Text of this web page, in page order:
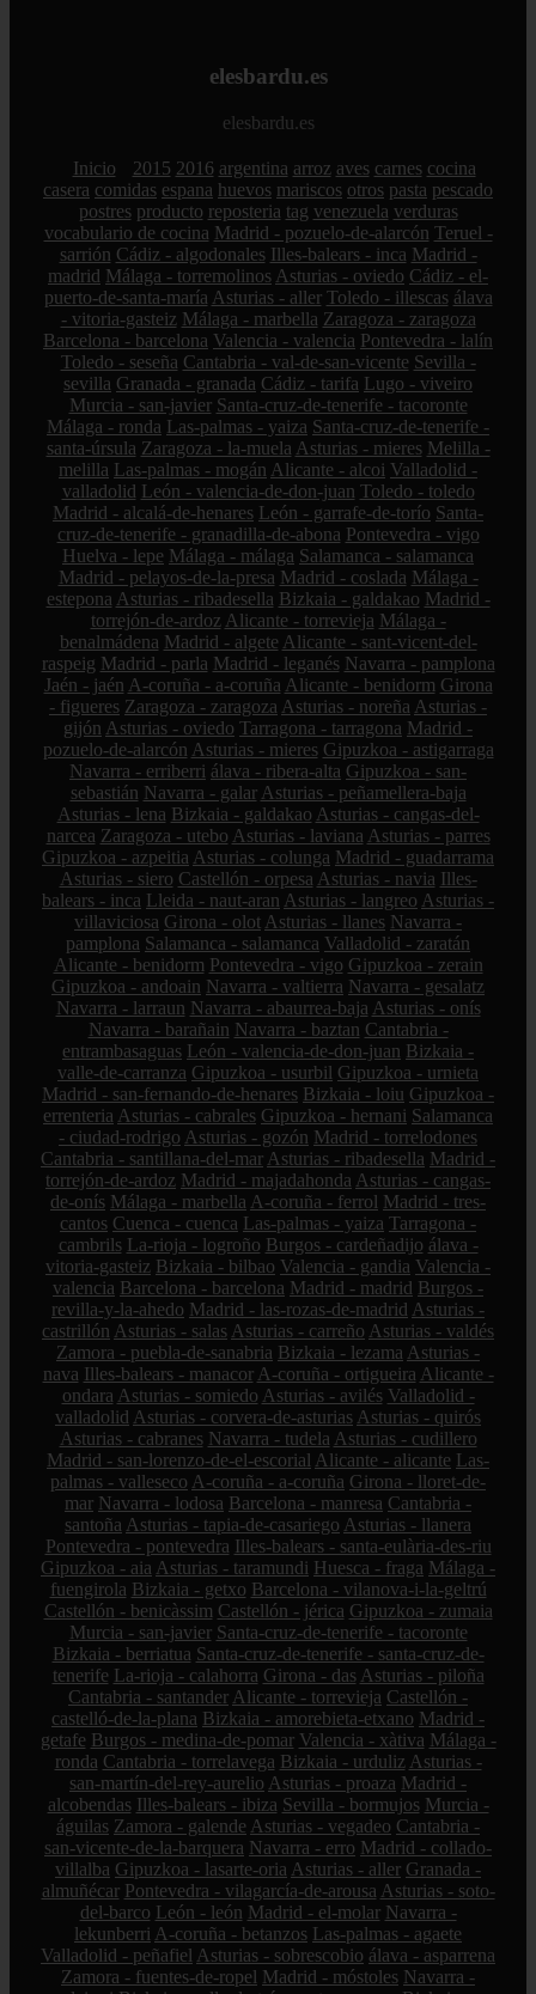
elesbardu.es
elesbardu.es
Inicio 2015 2016 argentina arroz aves carnes cocina
casera comidas espana huevos mariscos otros pasta pescado
postres producto reposteria tag venezuela verduras
vocabulario de cocina Madrid - pozuelo-de-alarcón Teruel -
sarrión Cádiz - algodonales Illes-balears - inca Madrid -
madrid Málaga - torremolinos Asturias - oviedo Cádiz - el-
puerto-de-santa-maría Asturias - aller Toledo - illescas álava
- vitoria-gasteiz Málaga - marbella Zaragoza - zaragoza
Barcelona - barcelona Valencia - valencia Pontevedra - lalín
Toledo - seseña Cantabria - val-de-san-vicente Sevilla -
sevilla Granada - granada Cádiz - tarifa Lugo - viveiro
Murcia - san-javier Santa-cruz-de-tenerife - tacoronte
Málaga - ronda Las-palmas - yaiza Santa-cruz-de-tenerife -
santa-úrsula Zaragoza - la-muela Asturias - mieres Melilla -
melilla Las-palmas - mogán Alicante - alcoi Valladolid -
valladolid León - valencia-de-don-juan Toledo - toledo
Madrid - alcalá-de-henares León - garrafe-de-torío Santa-
cruz-de-tenerife - granadilla-de-abona Pontevedra - vigo
Huelva - lepe Málaga - málaga Salamanca - salamanca
Madrid - pelayos-de-la-presa Madrid - coslada Málaga -
estepona Asturias - ribadesella Bizkaia - galdakao Madrid -
torrejón-de-ardoz Alicante - torrevieja Málaga -
benalmádena Madrid - algete Alicante - sant-vicent-del-
raspeig Madrid - parla Madrid - leganés Navarra - pamplona
Jaén - jaén A-coruña - a-coruña Alicante - benidorm Girona
- figueres Zaragoza - zaragoza Asturias - noreña Asturias -
gijón Asturias - oviedo Tarragona - tarragona Madrid -
pozuelo-de-alarcón Asturias - mieres Gipuzkoa - astigarraga
Navarra - erriberri álava - ribera-alta Gipuzkoa - san-
sebastián Navarra - galar Asturias - peñamellera-baja
Asturias - lena Bizkaia - galdakao Asturias - cangas-del-
narcea Zaragoza - utebo Asturias - laviana Asturias - parres
Gipuzkoa - azpeitia Asturias - colunga Madrid - guadarrama
Asturias - siero Castellón - orpesa Asturias - navia Illes-
balears - inca Lleida - naut-aran Asturias - langreo Asturias -
villaviciosa Girona - olot Asturias - llanes Navarra -
pamplona Salamanca - salamanca Valladolid - zaratán
Alicante - benidorm Pontevedra - vigo Gipuzkoa - zerain
Gipuzkoa - andoain Navarra - valtierra Navarra - gesalatz
Navarra - larraun Navarra - abaurrea-baja Asturias - onís
Navarra - barañain Navarra - baztan Cantabria -
entrambasaguas León - valencia-de-don-juan Bizkaia -
valle-de-carranza Gipuzkoa - usurbil Gipuzkoa - urnieta
Madrid - san-fernando-de-henares Bizkaia - loiu Gipuzkoa -
errenteria Asturias - cabrales Gipuzkoa - hernani Salamanca
- ciudad-rodrigo Asturias - gozón Madrid - torrelodones
Cantabria - santillana-del-mar Asturias - ribadesella Madrid -
torrejón-de-ardoz Madrid - majadahonda Asturias - cangas-
de-onís Málaga - marbella A-coruña - ferrol Madrid - tres-
cantos Cuenca - cuenca Las-palmas - yaiza Tarragona -
cambrils La-rioja - logroño Burgos - cardeñadijo álava -
vitoria-gasteiz Bizkaia - bilbao Valencia - gandia Valencia -
valencia Barcelona - barcelona Madrid - madrid Burgos -
revilla-y-la-ahedo Madrid - las-rozas-de-madrid Asturias -
castrillón Asturias - salas Asturias - carreño Asturias - valdés
Zamora - puebla-de-sanabria Bizkaia - lezama Asturias -
nava Illes-balears - manacor A-coruña - ortigueira Alicante -
ondara Asturias - somiedo Asturias - avilés Valladolid -
valladolid Asturias - corvera-de-asturias Asturias - quirós
Asturias - cabranes Navarra - tudela Asturias - cudillero
Madrid - san-lorenzo-de-el-escorial Alicante - alicante Las-
palmas - valleseco A-coruña - a-coruña Girona - lloret-de-
mar Navarra - lodosa Barcelona - manresa Cantabria -
santoña Asturias - tapia-de-casariego Asturias - llanera
Pontevedra - pontevedra Illes-balears - santa-eulària-des-riu
Gipuzkoa - aia Asturias - taramundi Huesca - fraga Málaga -
fuengirola Bizkaia - getxo Barcelona - vilanova-i-la-geltrú
Castellón - benicàssim Castellón - jérica Gipuzkoa - zumaia
Murcia - san-javier Santa-cruz-de-tenerife - tacoronte
Bizkaia - berriatua Santa-cruz-de-tenerife - santa-cruz-de-
tenerife La-rioja - calahorra Girona - das Asturias - piloña
Cantabria - santander Alicante - torrevieja Castellón -
castelló-de-la-plana Bizkaia - amorebieta-etxano Madrid -
getafe Burgos - medina-de-pomar Valencia - xàtiva Málaga -
ronda Cantabria - torrelavega Bizkaia - urduliz Asturias -
san-martín-del-rey-aurelio Asturias - proaza Madrid -
alcobendas Illes-balears - ibiza Sevilla - bormujos Murcia -
águilas Zamora - galende Asturias - vegadeo Cantabria -
san-vicente-de-la-barquera Navarra - erro Madrid - collado-
villalba Gipuzkoa - lasarte-oria Asturias - aller Granada -
almuñécar Pontevedra - vilagarcía-de-arousa Asturias - soto-
del-barco León - león Madrid - el-molar Navarra -
lekunberri A-coruña - betanzos Las-palmas - agaete
Valladolid - peñafiel Asturias - sobrescobio álava - asparrena
Zamora - fuentes-de-ropel Madrid - móstoles Navarra -